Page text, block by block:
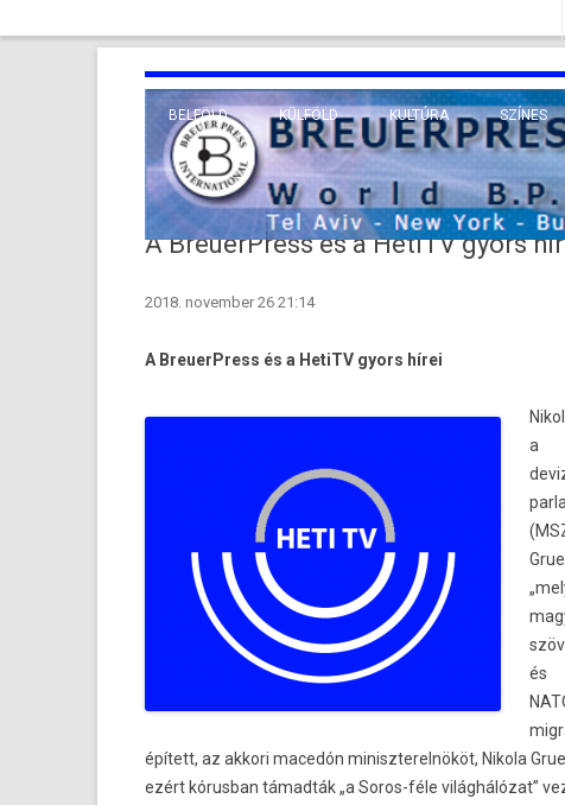
BELFÖLD KÜLFÖLD
EURÓPA
KÖZEL-KELET
TENGERENTÚL
KULTÚRA
TUDOMÁNY
VALLÁS
SZÍNES
A BreuerPress és a HetiTV gyors
2018. november 26 21:14
A BreuerPress és a HetiTV gyors hírei
a
és
épített, az ak­kori macedón miniszterel­nököt, Nikola
ezért kórus­ban támadták „a Soros-féle világhálózat”